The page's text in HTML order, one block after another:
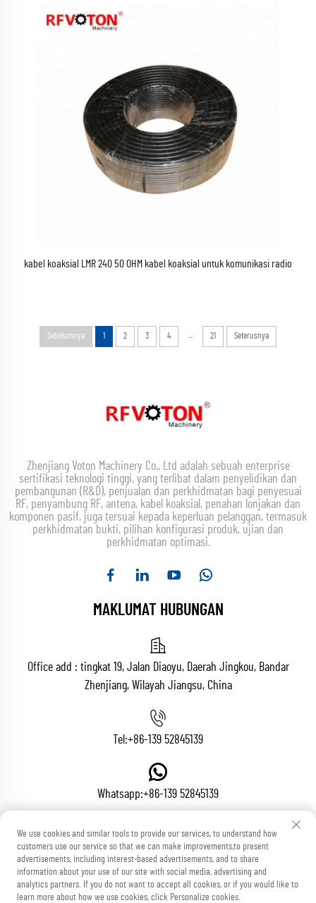
kabel koaksial LMR 240 50 OHM kabel koaksial untuk komunikasi radio
Sebelumnya 1 2 3 4 ... 21 Seterusnya
Zhenjiang Voton Machinery Co., Ltd adalah sebuah enterprise
sertifikasi teknologi tinggi, yang terlibat dalam penyelidikan dan
pembangunan (R&D), penjualan dan perkhidmatan bagi penyesuai
RF, penyambung RF, antena, kabel koaksial, penahan lonjakan dan
komponen pasif, juga tersuai kepada keperluan pelanggan, termasuk
perkhidmatan bukti, pilihan konfigurasi produk, ujian dan
perkhidmatan optimasi.
MAKLUMAT HUBUNGAN
Office add : tingkat 19, Jalan Diaoyu, Daerah Jingkou, Bandar
Zhenjiang, Wilayah Jiangsu, China
Tel:+86-139 52845139
Whatsapp:+86-139 52845139
Email:[email protected]
We use cookies and similar tools to provide our services, to understand how
customers use our service so that we can make improvements,to present
advertisements, including interest-based advertisements, and to share
information about your use of our site with social media, advertising and
analytics partners. If you do not want to accept all cookies, or if you would like to
learn more about how we use cookies, click Personalize cookies.